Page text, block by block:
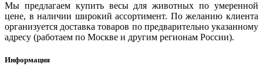
Мы предлагаем купить весы для животных по умеренной
цене, в наличии широкий ассортимент. По желанию клиента
организуется доставка товаров по предварительно указанному
адресу (работаем по Москве и другим регионам России).
Информация